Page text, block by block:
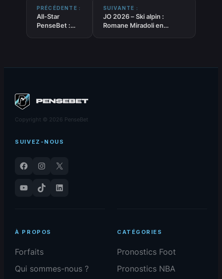
PRÉCÉDENTE :
All-Star
PenseBet :
SUIVANTE :
JO 2026 – Ski alpin :
Romane Miradoli en
Copyright © 2026 PenseBet
SUIVEZ-NOUS
Facebook Instagram
X
YouTube
TikTok LinkedIn
À PROPOS
Forfaits
Qui sommes-nous ?
CATÉGORIES
Pronostics Foot
Pronostics NBA